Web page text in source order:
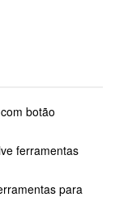
botão
ferramentas
para